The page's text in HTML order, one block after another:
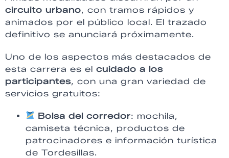
circuito urbano, con tramos rápidos y
animados por el público local. El trazado
definitivo se anunciará próximamente.
Uno de los aspectos más destacados de
esta carrera es el cuidado a los
participantes, con una gran variedad de
servicios gratuitos:
Bolsa del corredor: mochila,
camiseta técnica, productos de
patrocinadores e información turística
de Tordesillas.